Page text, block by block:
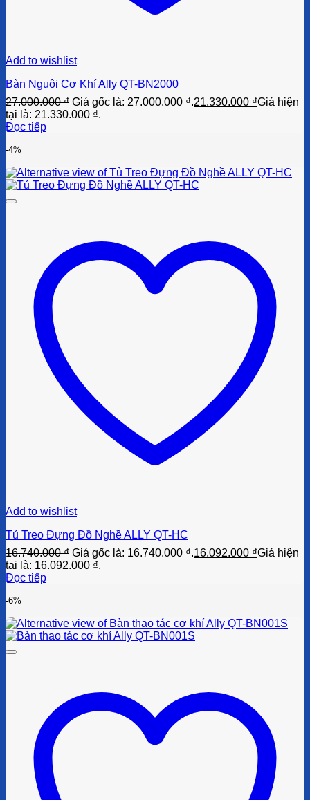
Add to wishlist
Bàn Nguội Cơ Khí Ally QT-BN2000
27.000.000₫ Giá gốc là: 27.000.000 ₫.21.330.000 ₫Giá hiện
tại là: 21.330.000 ₫.
Đọc tiếp
-4%
Add to wishlist
Tủ Treo Đựng Đồ Nghề ALLY QT-HC
16.740.000₫ Giá gốc là: 16.740.000 ₫.16.092.000 ₫Giá hiện
tại là: 16.092.000 ₫.
Đọc tiếp
-6%